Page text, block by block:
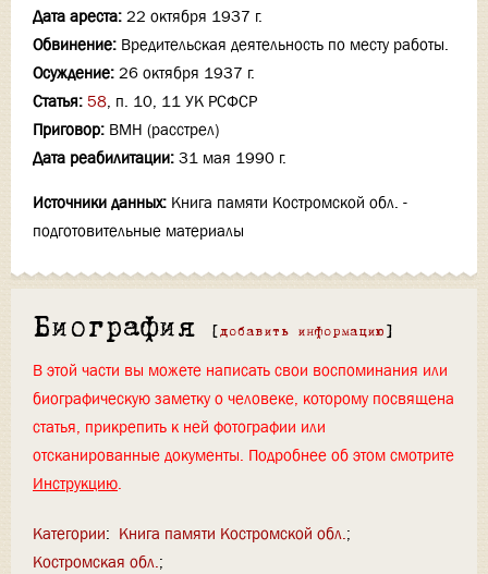
Дата ареста: 22 октября 1937 г.
Обвинение: Вредительская деятельность по месту работы.
Осуждение: 26 октября 1937 г.
Статья: 58, п. 10, 11 УК РСФСР
Приговор: ВМН (расстрел)
Дата реабилитации: 31 мая 1990 г.
Источники данных: Книга памяти Костромской обл. -
подготовительные материалы
Биография [ добавить информацию ]
В этой части вы можете написать свои воспоминания или
биографическую заметку о человеке, которому посвящена
статья, прикрепить к ней фотографии или
отсканированные документы. Подробнее об этом смотрите
Инструкцию.
Категории: Книга памяти Костромской обл.
Костромская обл.